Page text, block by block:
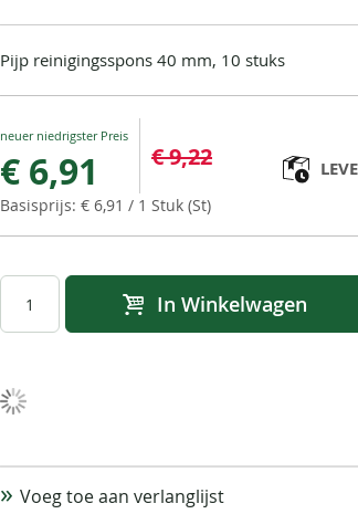
Pijp reinigingsspons 40 mm, 10 stuks
Special
Price
€ 6,91 € 9,22
€ 6,91 / 1 Stuk (St)
In Winkelwagen
Voeg toe aan verlanglijst